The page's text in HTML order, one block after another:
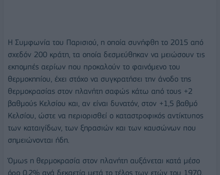
Η Συμφωνία του Παρισιού, η οποία συνήφθη το 2015 από
σχεδόν 200 κράτη, τα οποία δεσμεύθηκαν να μειώσουν τις
εκπομπές αερίων που προκαλούν το φαινόμενο του
θερμοκηπίου, έχει στόχο να συγκρατήσει την άνοδο της
θερμοκρασίας στον πλανήτη σαφώς κάτω από τους +2
βαθμούς Κελσίου και, αν είναι δυνατόν, στον +1,5 βαθμό
Κελσίου, ώστε να περιορισθεί ο καταστροφικός αντίκτυπος
των καταιγίδων, των ξηρασιών και των καυσώνων που
σημειώνονται ήδη.
Όμως η θερμοκρασία στον πλανήτη αυξάνεται κατά μέσο
όρο 0,2% ανά δεκαετία μετά το τέλος των ετών του 1970,